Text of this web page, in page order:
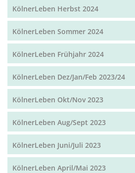
KölnerLeben Herbst 2024
KölnerLeben Sommer 2024
KölnerLeben Frühjahr 2024
KölnerLeben Dez/Jan/Feb 2023/24
KölnerLeben Okt/Nov 2023
KölnerLeben Aug/Sept 2023
KölnerLeben Juni/Juli 2023
KölnerLeben April/Mai 2023